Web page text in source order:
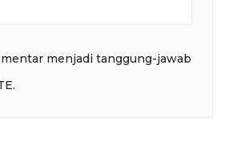
menjadi tanggung-jawab